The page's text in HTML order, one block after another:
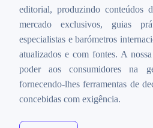
editorial, produzindo conteúdos
mercado exclusivos, guias
especialistas e barómetros
atualizados e com fontes. A
poder aos consumidores na
fornecendo-lhes ferramentas de
concebidas com exigência.